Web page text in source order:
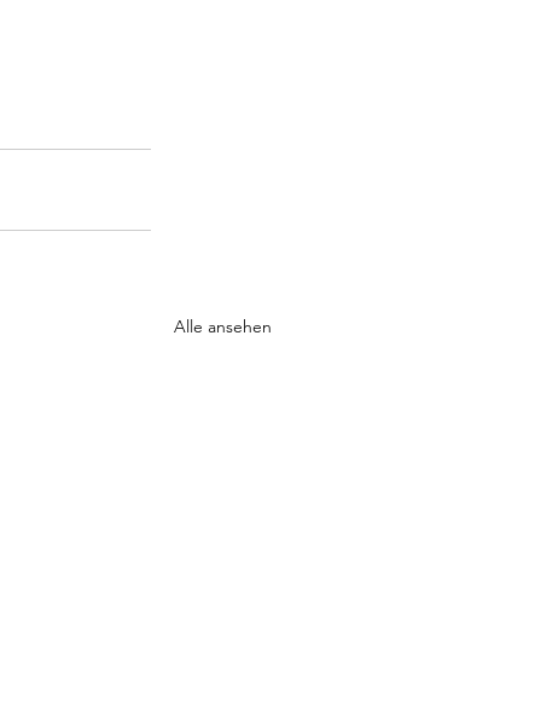
Alle ansehen